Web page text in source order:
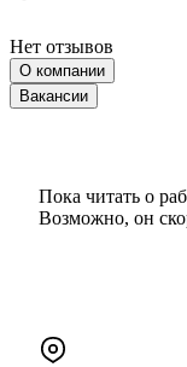
Нет отзывов
О компании
Вакансии
Пока читать о
Возможно, он